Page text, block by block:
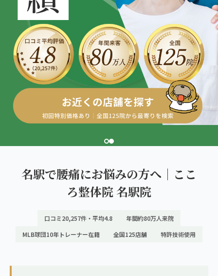
股関節の痛み
産後の不調・体型の崩れ
骨盤の傾き・歪み
坐骨神経痛
ぎっくり腰
寝違え
姿勢矯正
ゴルフ
東北
仙台エリア（4院）
関東
池袋エリア（3院）
新宿エリア（3院）
高田馬場エリア（2院）
立川エリア（2院）
広島エリア（4院）
初めての方へ
giversメソッドGIFT
研究・論文
医師・専門家からの推薦
メディア・実績
お知らせ
ご予約はこちら
OUR CONCEPT
とらわれないカラダを。
名駅で腰痛にお悩みの方へ｜ここ
ろ整体院 名駅院
口コミ20,257件・平均4.8
年間約80万人来院
MLB球団10年トレーナー在籍
全国125店舗 特許技術使用